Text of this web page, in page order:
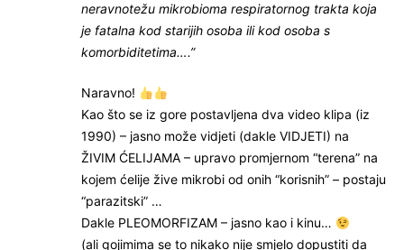
neravnotežu mikrobioma respiratornog trakta koja
je fatalna kod starijih osoba ili kod osoba s
komorbiditetima….”
Naravno!
Kao što se iz gore postavljena dva video klipa (iz
1990) – jasno može vidjeti (dakle VIDJETI) na
ŽIVIM ĆELIJAMA – upravo promjernom “terena” na
kojem ćelije žive mikrobi od onih “korisnih” – postaju
“parazitski” …
Dakle PLEOMORFIZAM – jasno kao i kinu…
(ali gojimima se to nikako nije smjelo dopustiti da